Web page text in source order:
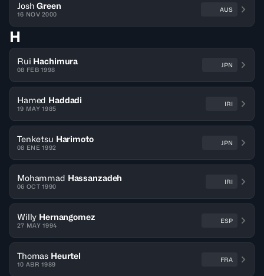
Josh Green
16 NOV 2000
AUS
H
Rui Hachimura
08 FEB 1998
JPN
Hamed Haddadi
19 MAY 1985
IRI
Tenketsu Harimoto
08 ENE 1992
JPN
Mohammad Hassanzadeh
06 OCT 1990
IRI
Willy Hernangomez
27 MAY 1994
ESP
Thomas Heurtel
10 ABR 1989
FRA